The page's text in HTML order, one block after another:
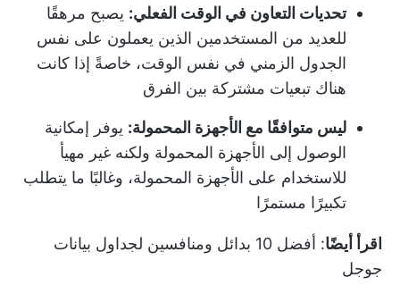
تحديات التعاون في الوقت الفعلي: يصبح مرهقًا
للعديد من المستخدمين الذين يعملون على نفس
الجدول الزمني في نفس الوقت، خاصةً إذا كانت
هناك تبعيات مشتركة بين الفرق
ليس متوافقًا مع الأجهزة المحمولة: يوفر إمكانية
الوصول إلى الأجهزة المحمولة ولكنه غير مهيأ
للاستخدام على الأجهزة المحمولة، وغالبًا ما يتطلب
تكبيرًا مستمرًا
اقرأ أيضًا:
أفضل 10 بدائل ومنافسين لجداول بيانات
جوجل